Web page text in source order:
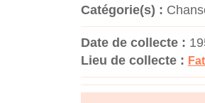
Catégorie(s) :
Date de collecte :
Lieu de collecte :